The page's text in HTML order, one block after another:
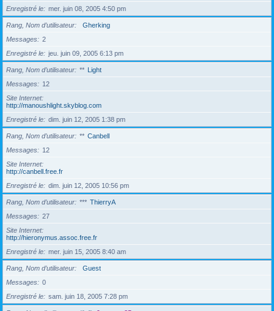
Enregistré le
mer. juin 08, 2005 4:50 pm
Rang, Nom d’utilisateur
Gherking
Messages
2
Enregistré le
jeu. juin 09, 2005 6:13 pm
Rang, Nom d’utilisateur ** Light
Messages
12
Site Internet
http://manoushlight.skyblog.com
Enregistré le
dim. juin 12, 2005 1:38 pm
Rang, Nom d’utilisateur ** Canbell
Messages
12
Site Internet
http://canbell.free.fr
Enregistré le
dim. juin 12, 2005 10:56 pm
Rang, Nom d’utilisateur *** ThierryA
Messages
27
Site Internet
http://hieronymus.assoc.free.fr
Enregistré le
mer. juin 15, 2005 8:40 am
Rang, Nom d’utilisateur
Guest
Messages
0
Enregistré le
sam. juin 18, 2005 7:28 pm